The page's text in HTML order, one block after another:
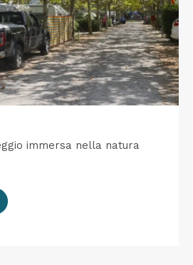
immersa nella natura